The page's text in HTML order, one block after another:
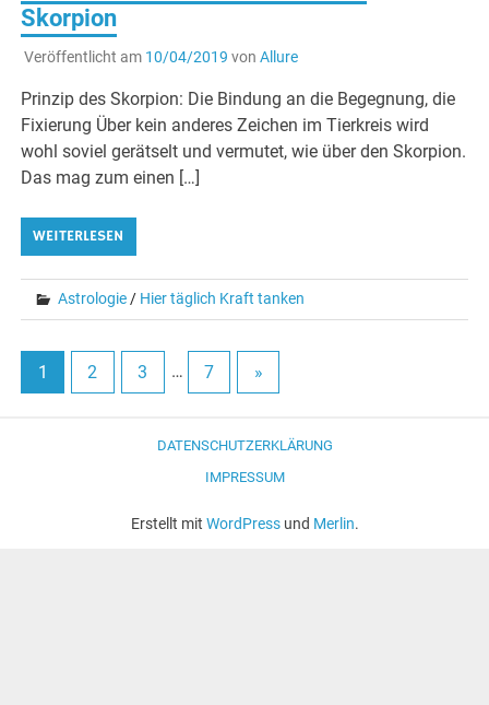
Skorpion
Veröffentlicht am 10/04/2019 von Allure
Prinzip des Skorpion: Die Bindung an die Begegnung, die
Fixierung Über kein anderes Zeichen im Tierkreis wird
wohl soviel gerätselt und vermutet, wie über den Skorpion.
Das mag zum einen […]
WEITERLESEN
Astrologie / Hier täglich Kraft tanken
1 2 3 … 7 »
DATENSCHUTZERKLÄRUNG
IMPRESSUM
Erstellt mit WordPressund Merlin.